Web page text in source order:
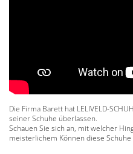
Die Firma Barett hat LELIVELD-
seiner Schuhe überlassen.
Schauen Sie sich an, mit welcher
meisterlichem Können diese